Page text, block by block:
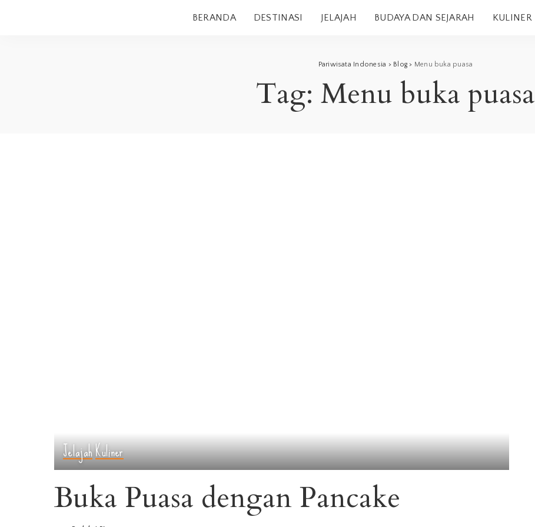
BERANDA DESTINASI JELAJAH BUDAYA DAN SEJARAH KULINER
Pariwisata Indonesia > Blog > Menu buka puasa
Tag: Menu buka puasa
JelajahKuliner
Buka Puasa dengan Pancake